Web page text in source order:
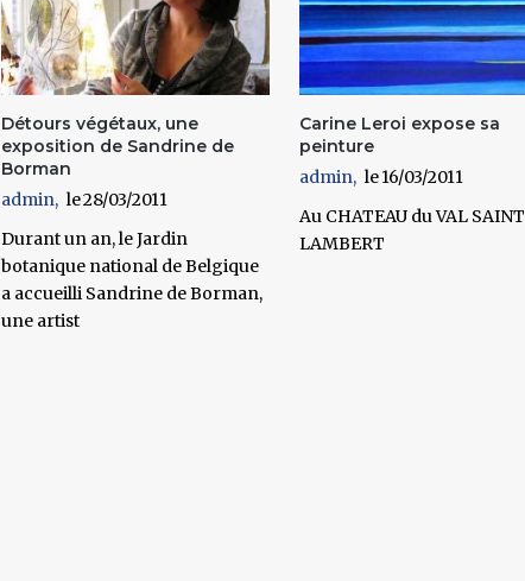
Détours végétaux, une
exposition de Sandrine de
Borman
admin
28/03/2011
Durant un an, le Jardin
botanique national de Belgique
a accueilli Sandrine de Borman,
une artist
Carine Leroi expose sa
peinture
admin
16/03/2011
Au CHATEAU du VAL SAINT
LAMBERT